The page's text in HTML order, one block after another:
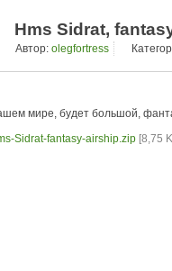
Hms Sidrat,
Автор: olegfortress
мире, будет большой,
Sidrat-fantasy-airship.zip [8,75